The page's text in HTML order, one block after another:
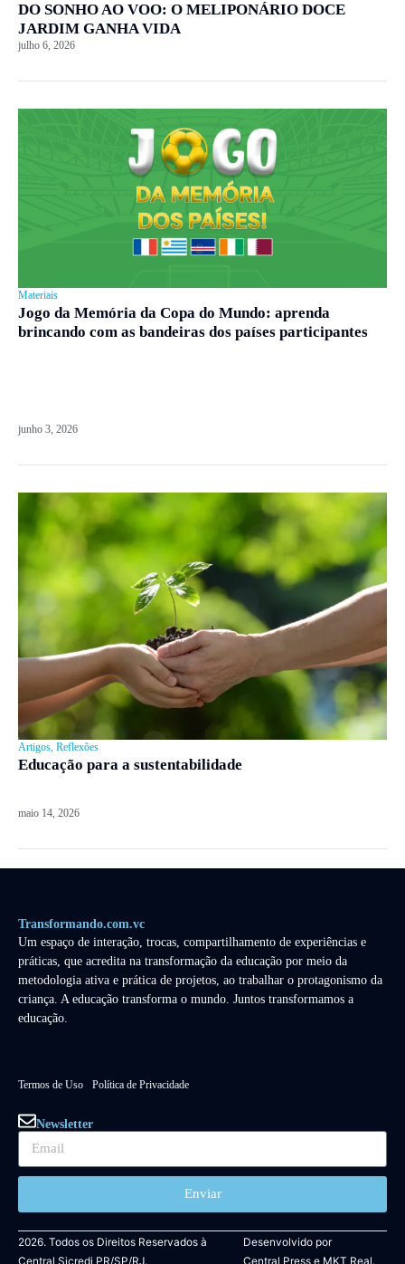
DO SONHO AO VOO: O MELIPONÁRIO DOCE
JARDIM GANHA VIDA
julho 6, 2026
Materiais
Jogo da Memória da Copa do Mundo: aprenda
brincando com as bandeiras dos países participantes
junho 3, 2026
Artigos Reflexões
Educação para a sustentabilidade
maio 14, 2026
Transformando.com.vc
Um espaço de interação, trocas, compartilhamento de experiências e
práticas, que acredita na transformação da educação por meio da
metodologia ativa e prática de projetos, ao trabalhar o protagonismo da
criança. A educação transforma o mundo. Juntos transformamos a
educação.
Termos de Uso Política de Privacidade
Newsletter
Enviar
2026. Todos os Direitos Reservados à
Central Sicredi PR/SP/RJ.
Desenvolvido por
Central Presse MKT Real.